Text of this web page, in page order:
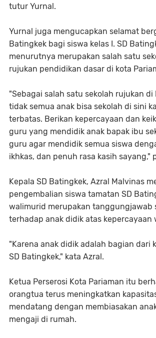
tutur Yurnal.
Yurnal juga mengucapkan selamat
Batingkek bagi siswa kelas I. SD
menurutnya merupakan salah satu
rujukan pendidikan dasar di kota
"Sebagai salah satu sekolah rujukan di
tidak semua anak bisa sekolah di sini
terbatas. Berikan kepercayaan dan
guru yang mendidik anak bapak ibu
guru agar mendidik semua siswa
ikhkas, dan penuh rasa kasih sayang,"
Kepala SD Batingkek, Azral Malvinas
pengembalian siswa tamatan SD
walimurid merupakan tanggungjawab
terhadap anak didik atas kepercayaan
"Karena anak didik adalah bagian dari
SD Batingkek," kata Azral.
Ketua Perserosi Kota Pariaman itu
orangtua terus meningkatkan
mendatang dengan membiasakan
mengaji di rumah.